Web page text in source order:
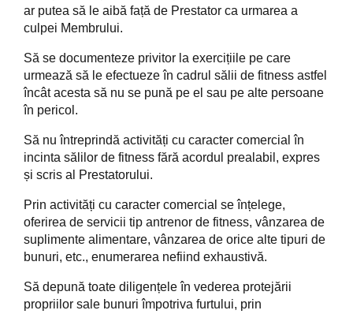
ar putea să le aibă față de Prestator ca urmarea a
culpei Membrului.
Să se documenteze privitor la exercițiile pe care
urmează să le efectueze în cadrul sălii de fitness astfel
încât acesta să nu se pună pe el sau pe alte persoane
în pericol.
Să nu întreprindă activități cu caracter comercial în
incinta sălilor de fitness fără acordul prealabil, expres
și scris al Prestatorului.
Prin activități cu caracter comercial se înțelege,
oferirea de servicii tip antrenor de fitness, vânzarea de
suplimente alimentare, vânzarea de orice alte tipuri de
bunuri, etc., enumerarea nefiind exhaustivă.
Să depună toate diligențele în vederea protejării
propriilor sale bunuri împotriva furtului, prin